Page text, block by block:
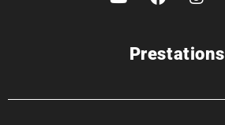
Prestations